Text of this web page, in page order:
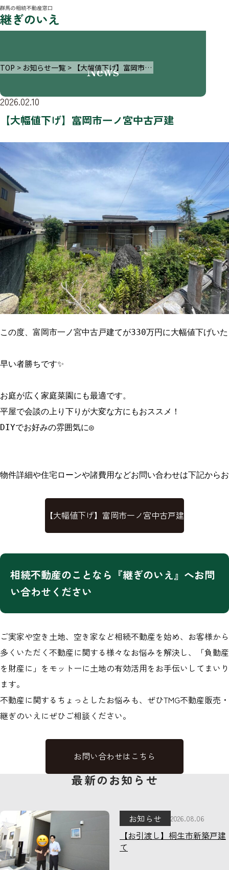
TOP お知らせ一覧 【大幅値下げ】富岡市一ノ宮中古戸建
News
2026.02.10
【大幅値下げ】富岡市一ノ宮中古戸建
この度、富岡市一ノ宮中古戸建てが330万円に大幅値下げい
早い者勝ちです✨
お庭が広く家庭菜園にも最適です。
平屋で会談の上り下りが大変な方にもおススメ！
DIYでお好みの雰囲気に◎
物件詳細や住宅ローンや諸費用などお問い合わせは下記から
【大幅値下げ】富岡市一ノ宮中古戸建
相続不動産のことなら『継ぎのいえ』へお問
い合わせください
ご実家や空き土地、空き家など相続不動産を始め、お客様から
多くいただく不動産に関する様々なお悩みを解決し、「負動産
を財産に」をモットーに土地の有効活用をお手伝いしてまいり
ます。
不動産に関するちょっとしたお悩みも、ぜひTMG不動産販売・
継ぎのいえにぜひご相談ください。
お問い合わせはこちら
最新のお知らせ
お知らせ 2026.08.06
【お引渡し】桐生市新築戸建
て